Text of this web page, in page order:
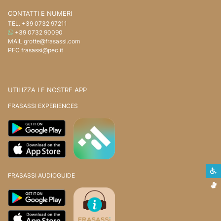
CONTATTI E NUMERI
TEL. +39 0732 97211
WHATSAPP
+39 0732 90090
MAIL grotte@frasassi.com
PEC frasassi@pec.it
UTILIZZA LE NOSTRE APP
FRASASSI EXPERIENCES
FRASASSI AUDIOGUIDE